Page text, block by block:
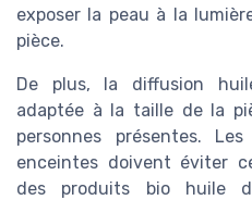
exposer la peau à la
pièce.
De plus, la diffusion
adaptée à la taille de la
personnes présentes.
enceintes doivent éviter
des produits bio huile